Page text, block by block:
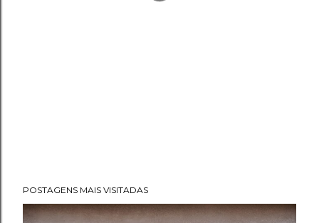
POSTAGENS MAIS VISITADAS